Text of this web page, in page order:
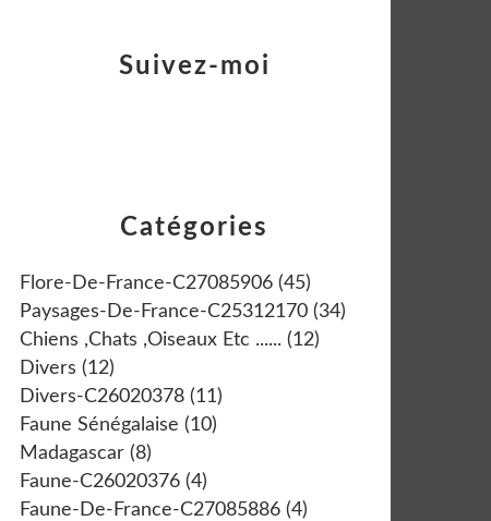
Catégories
Flore-De-France-C27085906 (45)
Paysages-De-France-C25312170 (34)
Chiens ,chats ,oiseaux Etc ...... (12)
Divers (12)
Divers-C26020378 (11)
Faune Sénégalaise (10)
Madagascar (8)
Faune-C26020376 (4)
Faune-De-France-C27085886 (4)
Suivez-moi